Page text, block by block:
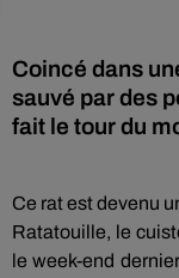
Coincé dans
sauvé par des
fait le tour du
Ce rat est devenu
Ratatouille, le
le week-end